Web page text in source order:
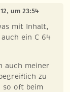
um 23:54
mit Inhalt,
ein C 64
auch meiner
zu
so oft beim